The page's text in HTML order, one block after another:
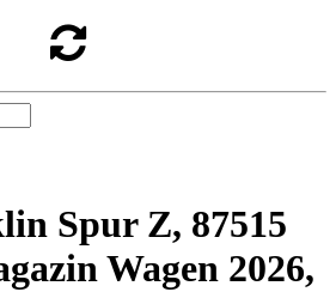
Spur Z, 87515
Wagen 2026,